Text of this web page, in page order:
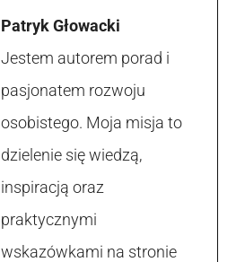
Patryk Głowacki
Jestem autorem porad i
pasjonatem rozwoju
osobistego. Moja misja to
dzielenie się wiedzą,
inspiracją oraz
praktycznymi
wskazówkami na stronie